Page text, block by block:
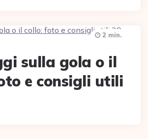
sulla gola o il
e consigli utili
2 min.